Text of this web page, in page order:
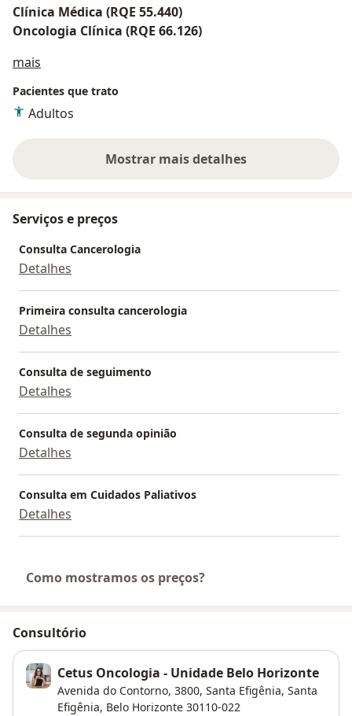
Clínica Médica (RQE 55.440)
Oncologia Clínica (RQE 66.126)
mais
Pacientes que trato
Adultos
Mostrar mais detalhes
sobre a experiência
Serviços e preços
Consulta Cancerologia
Detalhes
Primeira consulta cancerologia
Detalhes
Consulta de seguimento
Detalhes
Consulta de segunda opinião
Detalhes
Consulta em Cuidados Paliativos
Detalhes
Como mostramos os preços?
Consultório
Cetus Oncologia - Unidade Belo Horizonte
Avenida do Contorno, 3800, Santa Efigênia, Santa
Efigênia, Belo Horizonte 30110-022